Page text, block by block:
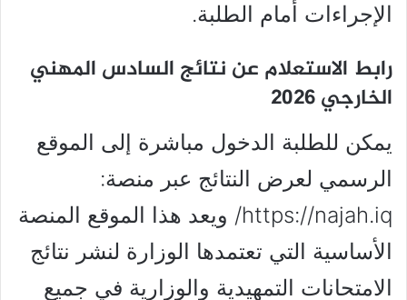
الإجراءات أمام الطلبة.
رابط الاستعلام عن نتائج السادس المهني
الخارجي 2026
يمكن للطلبة الدخول مباشرة إلى الموقع
الرسمي لعرض النتائج عبر منصة:
https://najah.iq/ ويعد هذا الموقع المنصة
الأساسية التي تعتمدها الوزارة لنشر نتائج
الامتحانات التمهيدية والوزارية في جميع